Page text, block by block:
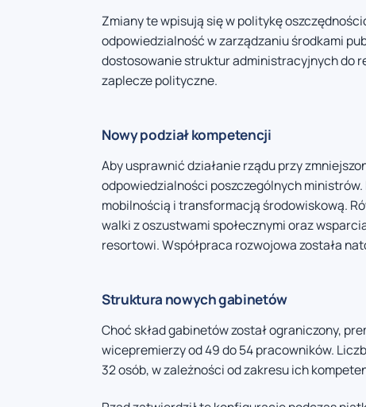
Zmiany te wpisują się w politykę
odpowiedzialność w zarządzaniu środkami
dostosowanie struktur administracyjnych do
zaplecze polityczne.
Nowy podział kompetencji
Aby usprawnić działanie rządu przy
odpowiedzialności poszczególnych
mobilnością i transformacją środowiskową.
walki z oszustwami społecznymi oraz
resortowi. Współpraca rozwojowa została
Struktura nowych gabinetów
Choć skład gabinetów został ograniczony,
wicepremierzy od 49 do 54 pracowników.
32 osób, w zależności od zakresu ich